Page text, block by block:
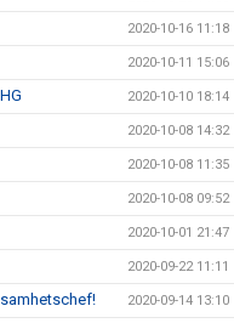
2020-10-16 11:18
2020-10-11 15:06
2020-10-10 18:14
2020-10-08 14:32
2020-10-08 11:35
2020-10-08 09:52
2020-10-01 21:47
2020-09-22 11:11
2020-09-14 13:10